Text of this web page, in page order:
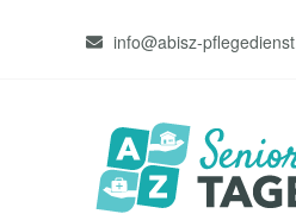
info@abisz-